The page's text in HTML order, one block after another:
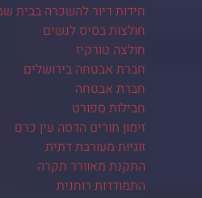
חידות דיור להשכרה בבית
חולצות בסיס לנשים
חולצה טורקיז
חברת אבטחה בירושלים
חברת אבטחה
חבילות ספורט
זימון תורים הדסה עין כרם
זוגיות מעורבת דתית
התקנת מאוורר תקרה
התמודדות רוחנית